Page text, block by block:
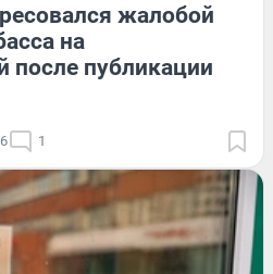
жалобой
на
после публикации
1